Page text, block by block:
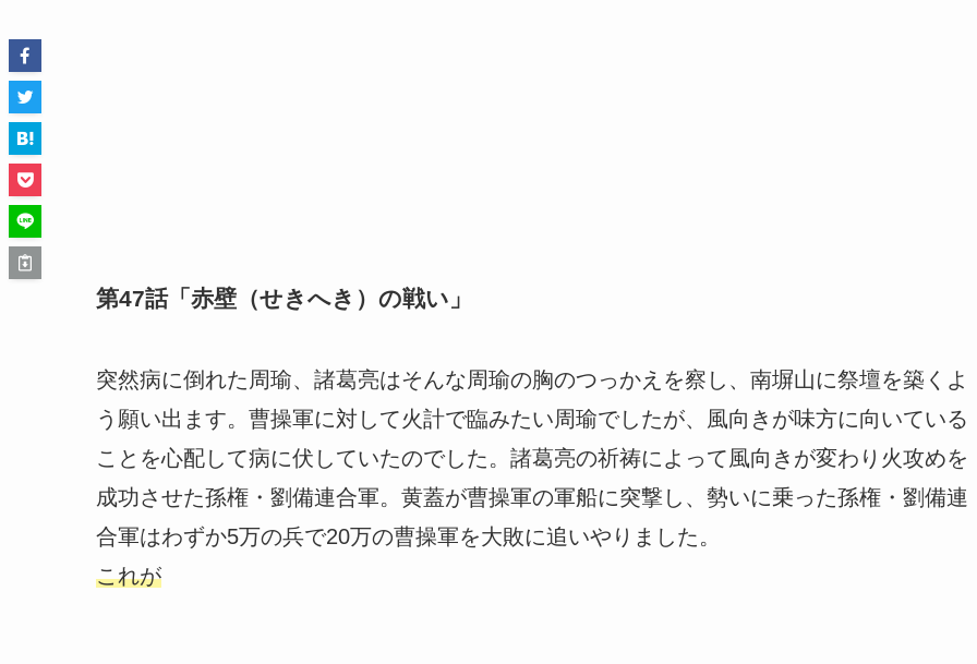
第47話「赤壁（せきへき）の戦い」
突然病に倒れた周瑜、諸葛亮はそんな周瑜の胸のつっかえを察し、南塀山に祭壇を築くよ
う願い出ます。曹操軍に対して火計で臨みたい周瑜でしたが、風向きが味方に向いている
ことを心配して病に伏していたのでした。諸葛亮の祈祷によって風向きが変わり火攻めを
成功させた孫権・劉備連合軍。黄蓋が曹操軍の軍船に突撃し、勢いに乗った孫権・劉備連
合軍はわずか5万の兵で20万の曹操軍を大敗に追いやりました。
これが